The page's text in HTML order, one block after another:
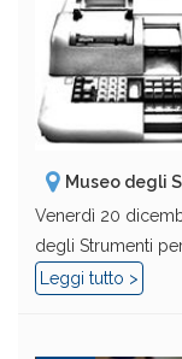
Museo degli
Venerdì 20
degli Strumenti
Leggi tutto >